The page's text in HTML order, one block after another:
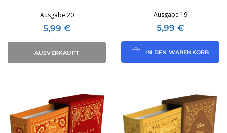
Ausgabe 20
5,99 €
AUSVERKAUFT
Ausgabe 19
5,99 €
IN DEN WARENKORB